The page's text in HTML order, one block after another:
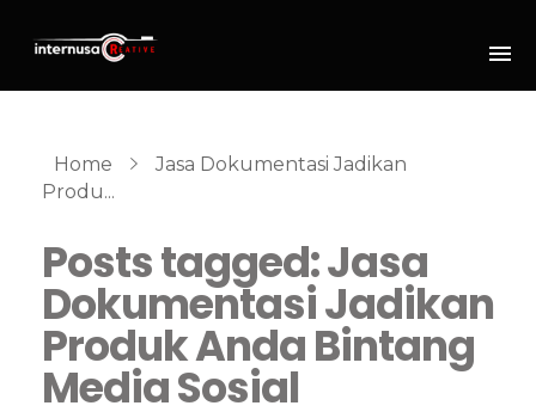
Home
Jasa Dokumentasi Jadikan
Produ...
Posts tagged: Jasa
Dokumentasi Jadikan
Produk Anda Bintang
Media Sosial